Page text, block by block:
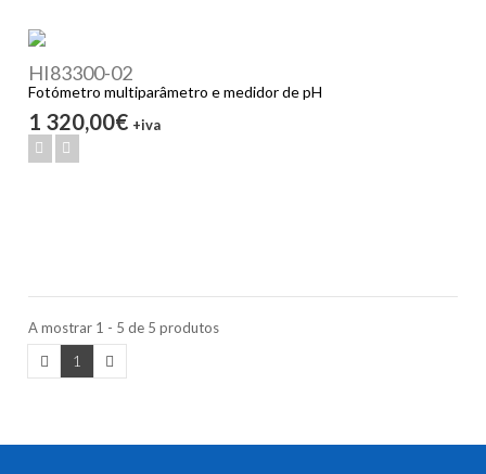
HI83300-02
Fotómetro multiparâmetro e medidor de pH
1 320,00€ +iva
A mostrar 1 - 5 de 5 produtos
1